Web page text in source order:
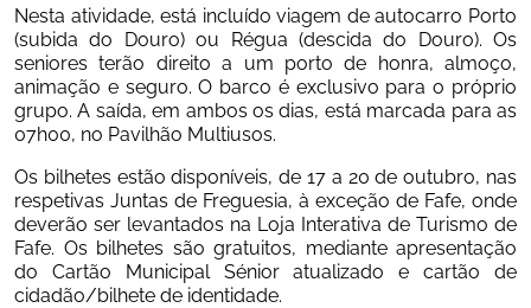
Nesta atividade, está incluído viagem de autocarro Porto
(subida do Douro) ou Régua (descida do Douro). Os
seniores terão direito a um porto de honra, almoço,
animação e seguro. O barco é exclusivo para o próprio
grupo. A saída, em ambos os dias, está marcada para as
07h00, no Pavilhão Multiusos.
Os bilhetes estão disponíveis, de 17 a 20 de outubro, nas
respetivas Juntas de Freguesia, à exceção de Fafe, onde
deverão ser levantados na Loja Interativa de Turismo de
Fafe. Os bilhetes são gratuitos, mediante apresentação
do Cartão Municipal Sénior atualizado e cartão de
cidadão/bilhete de identidade.